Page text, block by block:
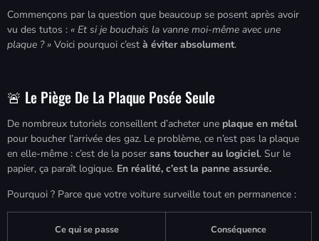
Commençons par la question que beaucoup se posent après avoir
vu des tutos : « Et si je bouchais la vanne moi-même avec une
plaque ? » Voici pourquoi c’est à éviter absolument.
🚨 Le Piège De La Plaque Posée Seule
De nombreux tutoriels conseillent d’acheter une plaque en métal
pour boucher l’arrivée des gaz. Le problème, ce n’est pas la plaque
en elle-même : c’est de la poser sans toucher au logiciel. Sur le
papier, ça paraît logique. En réalité, c’est la panne assurée.
Pourquoi ? Parce que votre voiture surveille tout en permanence :
Ce qui se passe Conséquence